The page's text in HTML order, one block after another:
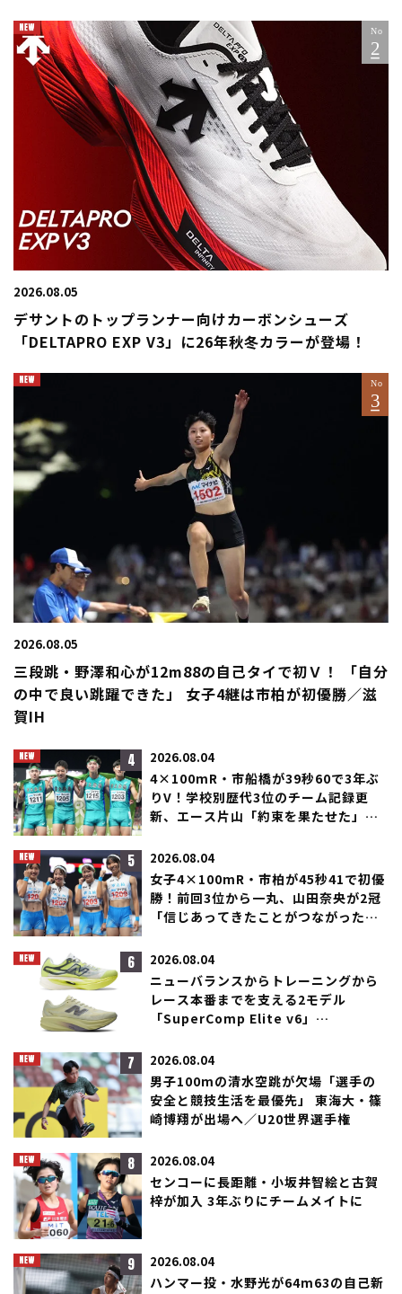
2026.08.05
デサントのトップランナー向けカーボンシューズ
「DELTAPRO EXP V3」に26年秋冬カラーが登場！
2026.08.05
三段跳・野澤和心が12m88の自己タイで初Ｖ！ 「自分
の中で良い跳躍できた」 女子4継は市柏が初優勝／滋
賀IH
4 2026.08.04
4×100mR・市船橋が39秒60で3年ぶ
りV！学校別歴代3位のチーム記録更
新、エース片山「約束を果たせた」／
5 2026.08.04
女子4×100mR・市柏が45秒41で初優
勝！前回3位から一丸、山田奈央が2冠
「信じあってきたことがつながった」
6 2026.08.04
ニューバランスからトレーニングから
レース本番までを支える2モデル
「SuperComp Elite v6」
7 2026.08.04
男子100mの清水空跳が欠場「選手の
安全と競技生活を最優先」 東海大・篠
崎博翔が出場へ／U20世界選手権
8 2026.08.04
センコーに長距離・小坂井智絵と古賀
梓が加入 3年ぶりにチームメイトに
9 2026.08.04
ハンマー投・水野光が64m63の自己新